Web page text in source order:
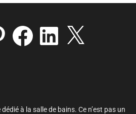
FacebookLinkedIn
à la salle de bains. Ce n’est pas un